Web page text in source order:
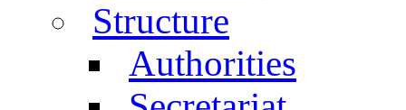
Structure
Authorities